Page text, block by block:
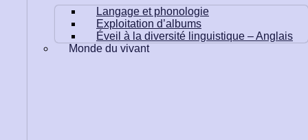
Langage et phonologie
Exploitation d’albums
Éveil à la diversité linguistique – Anglais
Monde du vivant